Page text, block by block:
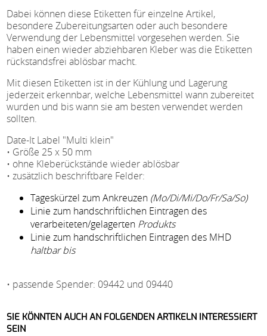
Dabei können diese Etiketten für einzelne Artikel,
besondere Zubereitungsarten oder auch besondere
Verwendung der Lebensmittel vorgesehen werden. Sie
haben einen wieder abziehbaren Kleber was die Etiketten
rückstandsfrei ablösbar macht.
Mit diesen Etiketten ist in der Kühlung und Lagerung
jederzeit erkennbar, welche Lebensmittel wann zubereitet
wurden und bis wann sie am besten verwendet werden
sollten.
Date-It Label "Multi klein"
• Größe 25 x 50 mm
• ohne Kleberückstände wieder ablösbar
• zusätzlich beschriftbare Felder:
Tageskürzel zum Ankreuzen (Mo/Di/Mi/Do/Fr/Sa/So)
Linie zum handschriftlichen Eintragen des
verarbeiteten/gelagerten Produkts
Linie zum handschriftlichen Eintragen des MHD
haltbar bis
• passende Spender: 09442 und 09440
SIE KÖNNTEN AUCH AN FOLGENDEN ARTIKELN INTERESSIERT
SEIN